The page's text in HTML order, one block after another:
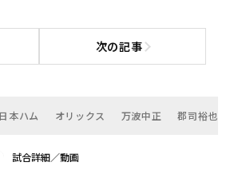
次の記事次の記事へ
本ハム オリックス 万波中正 郡司裕也
試合詳細／動画